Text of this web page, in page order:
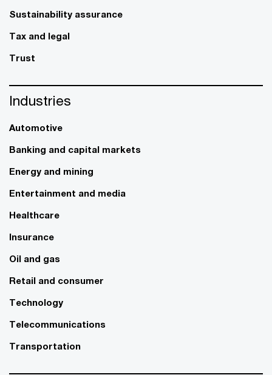
Sustainability assurance
Tax and legal
Trust
Industries
Automotive
Banking and capital markets
Energy and mining
Entertainment and media
Healthcare
Insurance
Oil and gas
Retail and consumer
Technology
Telecommunications
Transportation